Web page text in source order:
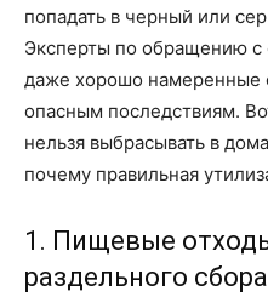
попадать в черный или
Эксперты по обращению
даже хорошо намеренные
опасным последствиям.
нельзя выбрасывать в
почему правильная
1. Пищевые
раздельного сбора